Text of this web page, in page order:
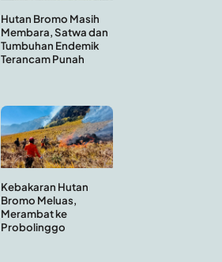
Hutan Bromo Masih
Membara, Satwa dan
Tumbuhan Endemik
Terancam Punah
Kebakaran Hutan
Bromo Meluas,
Merambat ke
Probolinggo